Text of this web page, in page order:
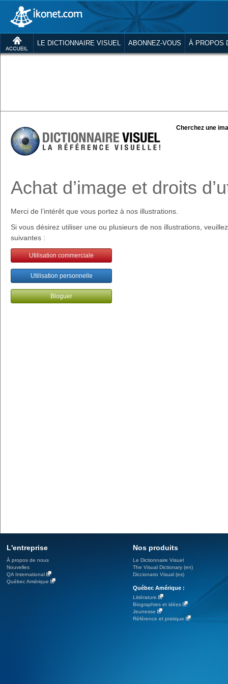
LE DICTIONNAIRE VISUEL ABONNEZ-VOUS À PROPOS
Cherchez une
Achat d’image et droits
Merci de l’intérêt que vous portez à nos illustrations.
Si vous désirez utiliser une ou plusieurs de nos illustrations,
suivantes :
Utilisation commerciale
Utilisation personnelle
Bloguer
L'entreprise
À propos de nous
Nouvelles
QA International
Québec Amérique
Nos produits
Le Dictionnaire Visuel
The Visual Dictionary (en)
Diccionario Visual (es)
Québec Amérique :
Littérature
Biographies et idées
Jeunesse
Référence et pratique